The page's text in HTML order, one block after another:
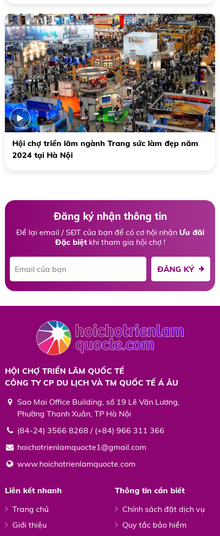
Hội chợ triển lãm ngành Trang sức làm đẹp năm
2024 tại Hà Nội
Đăng ký nhận thông tin
Để lại email / SĐT của bạn để có cơ hội nhận Ưu đãi
Đặc biệtkhi tham gia hội chợ !
ĐĂNG KÝ
HỘI CHỢ TRIỂN LÃM QUỐC TẾ
CÔNG TY CP DU LỊCH VÀ TM QUỐC TẾ Á ÂU
Sao Mai Office Building, số 19 Lê Văn Lương,
Phường Thanh Xuân, TP Hà Nội
(84-24) 3566 8268 / (+84) 966 311 366
hoichotrienlamquocte1@gmail.com
www.hoichotrienlamquocte.com
Liên kết nhanh
Trang chủ
Giới thiệu
Thông tin cần biết
Chính sách đặt dịch vụ
Quy tắc bảo hiểm